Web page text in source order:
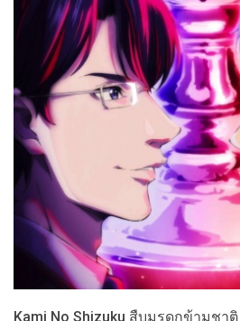
Kami No Shizuku สืบมรดกข้ามชา